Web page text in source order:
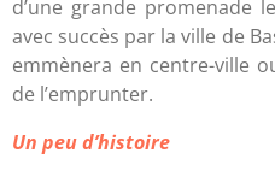
d’une grande promenade
avec succès par la ville de
emmènera en centre-ville
de l’emprunter.
Un peu d’histoire